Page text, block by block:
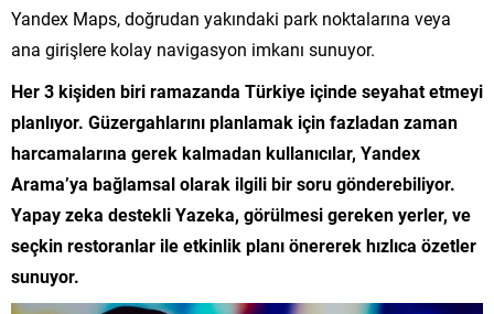
Yandex Maps, doğrudan yakındaki park noktalarına veya
ana girişlere kolay navigasyon imkanı sunuyor.
Her 3 kişiden biri ramazanda Türkiye içinde seyahat etmeyi
planlıyor. Güzergahlarını planlamak için fazladan zaman
harcamalarına gerek kalmadan kullanıcılar, Yandex
Arama’ya bağlamsal olarak ilgili bir soru gönderebiliyor.
Yapay zeka destekli Yazeka, görülmesi gereken yerler, ve
seçkin restoranlar ile etkinlik planı önererek hızlıca özetler
sunuyor.